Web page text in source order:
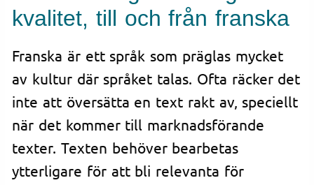
kvalitet, till och från franska
Franska är ett språk som präglas mycket
av kultur där språket talas. Ofta räcker det
inte att översätta en text rakt av, speciellt
när det kommer till marknadsförande
texter. Texten behöver bearbetas
ytterligare för att bli relevanta för